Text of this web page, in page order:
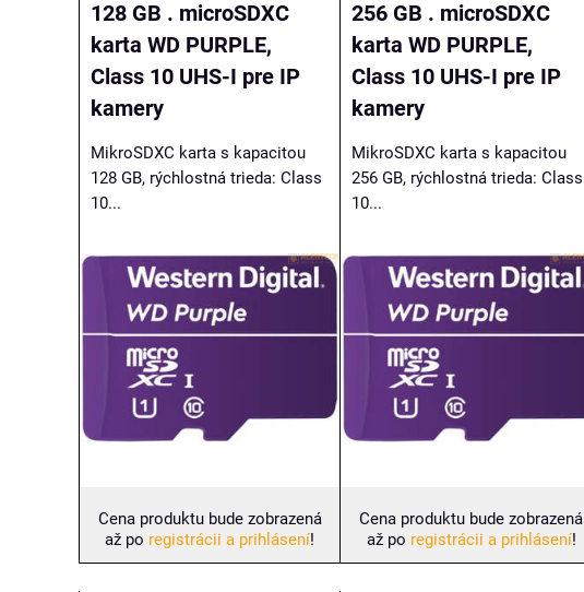
128 GB . microSDXC
karta WD PURPLE,
Class 10 UHS-I pre IP
kamery
MikroSDXC karta s kapacitou
128 GB, rýchlostná trieda: Class
10...
Cena produktu bude zobrazená
až po registrácii a prihlásení!
256 GB . microSDXC
karta WD PURPLE,
Class 10 UHS-I pre IP
kamery
MikroSDXC karta s kapacitou
256 GB, rýchlostná trieda: Class
10...
Cena produktu bude zobrazená
až po registrácii a prihlásení!